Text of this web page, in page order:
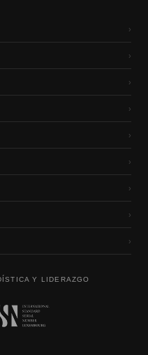
›
›
›
›
›
›
›
›
›
Y LIDERAZGO